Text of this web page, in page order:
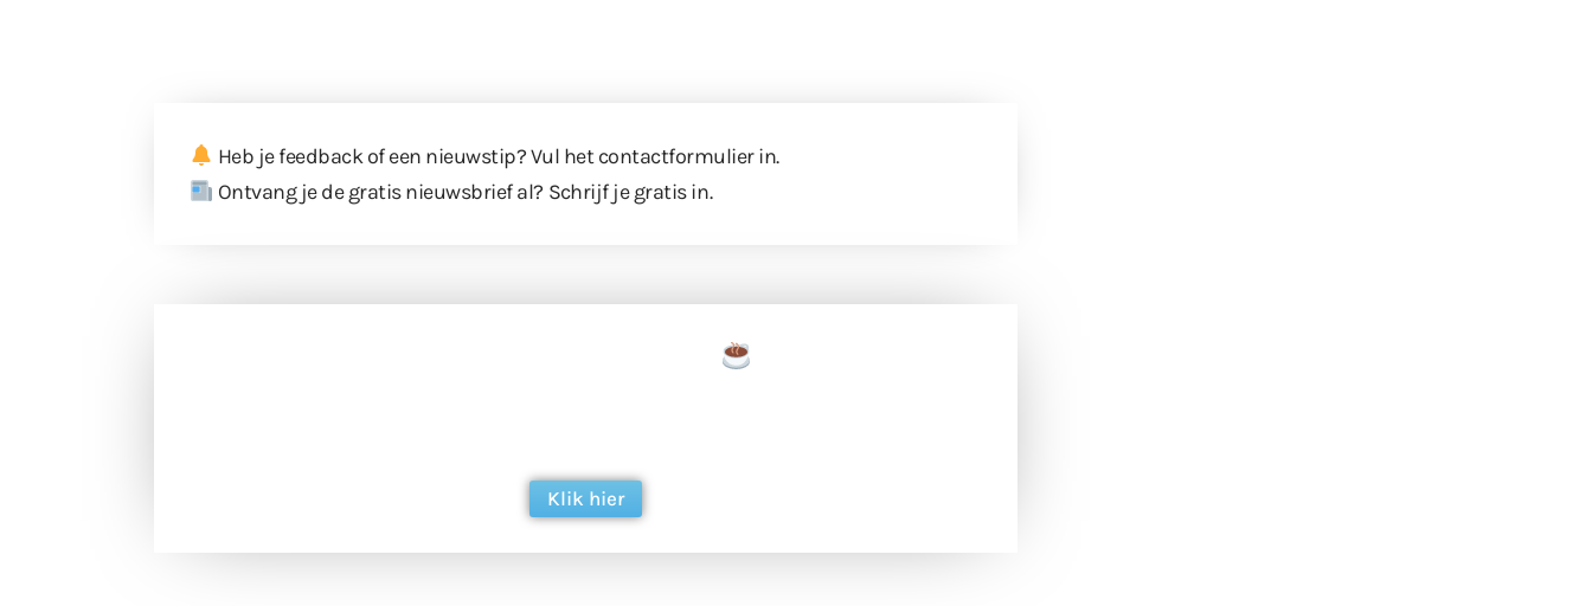
Heb je feedback of een nieuwstip? Vul het contactformulierin.
Ontvang je de gratis nieuwsbrief al? Schrijf je gratis in.
Klik hier